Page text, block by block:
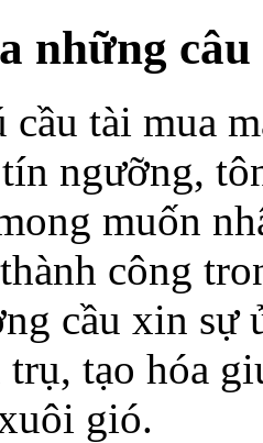
những
cầu tài mua
ngưỡng,
muốn
công
cầu xin sự
tạo hóa
gió.